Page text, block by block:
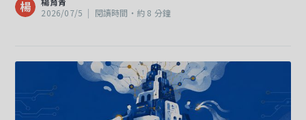
楊
2026/07/5 | 閱讀時間‧約 8 分鐘